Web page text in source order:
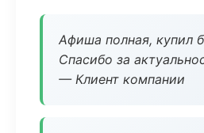
Афиша полная, купил
Спасибо за
— Клиент компании